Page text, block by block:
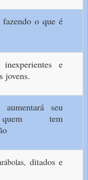
fazendo o que é
inexperientes e
jovens.
aumentará seu
tem
ditados e